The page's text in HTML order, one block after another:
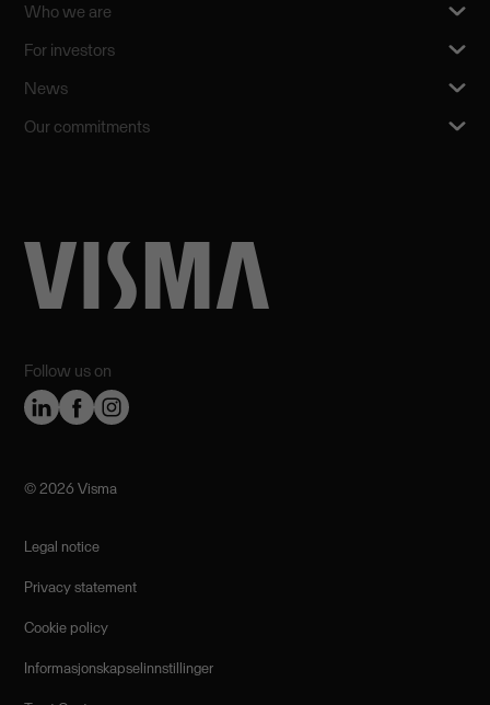
Follow us on
Who we are
For investors
News
Our commitments
©️ 2026 Visma
Legal notice
Privacy statement
Cookie policy
Informasjonskapselinnstillinger